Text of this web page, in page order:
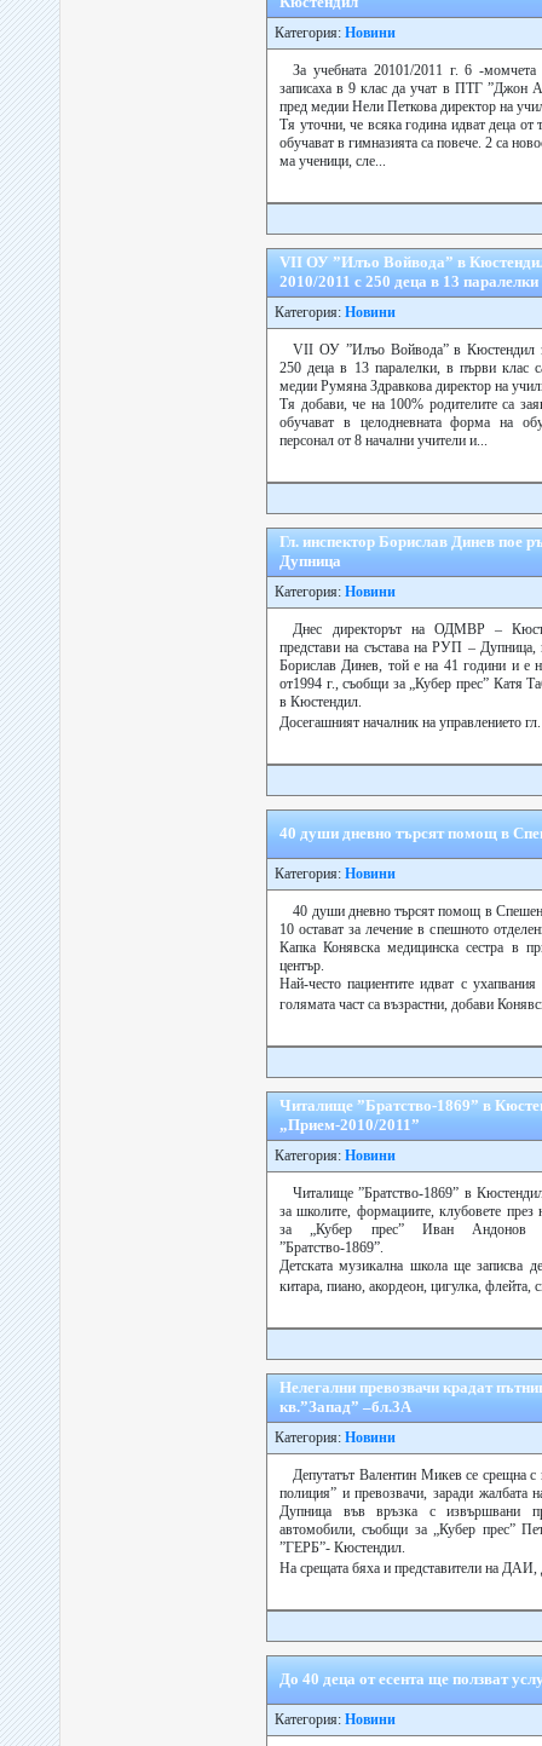
Категория: Новини
За учебната 20101/2011 г. 6 -
записаха в 9 клас да учат в ПТГ ”Джон
пред медии Нели Петкова директор на
Тя уточни, че всяка година идват деца от
обучават в гимназията са повече. 2 са
ма ученици, сле...
VІІ ОУ ”Илъо Войвода” в
2010/2011 с 250 деца в 13 паралелки
Категория: Новини
VІІ ОУ ”Илъо Войвода” в Кюстендил
250 деца в 13 паралелки, в първи клас
медии Румяна Здравкова директор на
Тя добави, че на 100% родителите са
обучават в целодневната форма на
персонал от 8 начални учители и...
Гл. инспектор Борислав Динев пое
Дупница
Категория: Новини
Днес директорът на ОДМВР –
представи на състава на РУП – Дупница,
Борислав Динев, той е на 41 години и е
от1994 г., съобщи за „Кубер прес” Катя
в Кюстендил.
Досегашният началник на управлението
40 души дневно търсят помощ в
Категория: Новини
40 души дневно търсят помощ в
10 остават за лечение в спешното
Капка Конявска медицинска сестра в
център.
Най-често пациентите идват с
голямата част са възрастни, добави
Читалище ”Братство-1869” в
„Прием-2010/2011”
Категория: Новини
Читалище ”Братство-1869” в
за школите, формациите, клубовете през
за „Кубер прес” Иван Андонов
”Братство-1869”.
Детската музикална школа ще записва
китара, пиано, акордеон, цигулка, флейта,
Нелегални превозвачи крадат
кв.”Запад” –бл.3А
Категория: Новини
Депутатът Валентин Микев се срещна
полиция” и превозвачи, заради жалбата
Дупница във връзка с извършвани
автомобили, съобщи за „Кубер прес”
”ГЕРБ”- Кюстендил.
На срещата бяха и представители на
До 40 деца от есента ще ползват
Категория: Новини